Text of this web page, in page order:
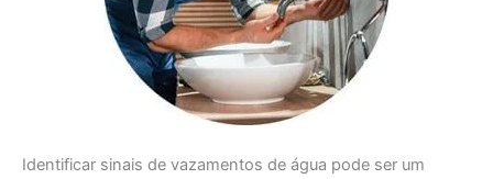
Identificar sinais de vazamentos de água pode ser um